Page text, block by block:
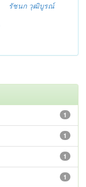
รัชนก วุฒิบูรณ์
1
1
1
1